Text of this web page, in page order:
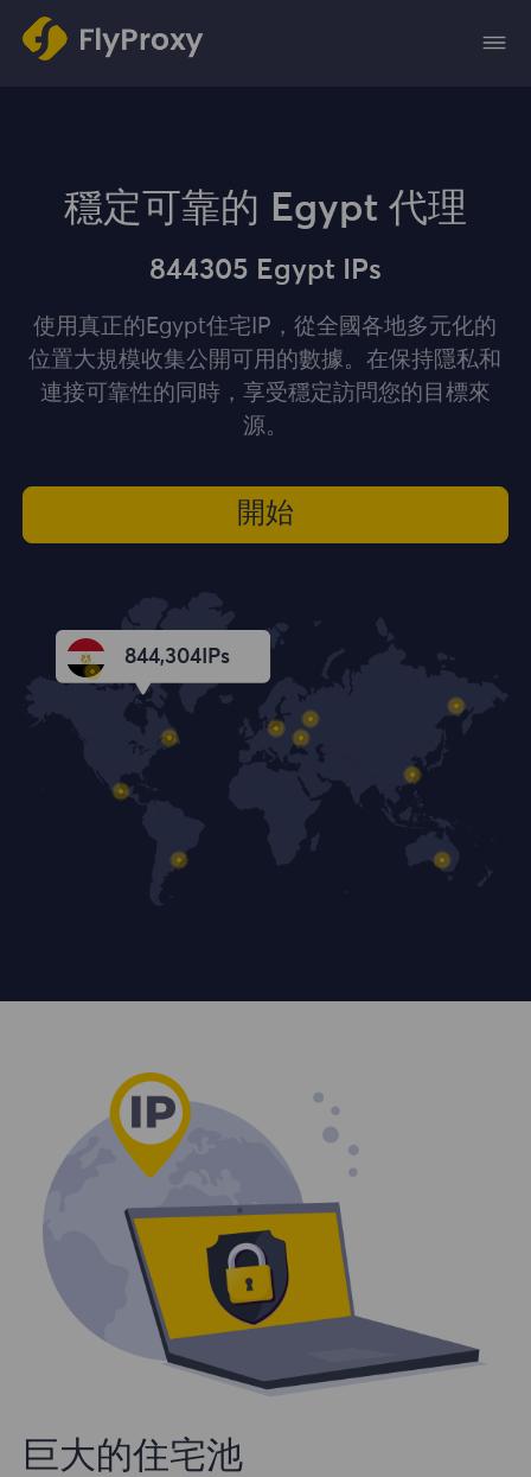
穩定可靠的 Egypt 代理
844305 Egypt IPs
使用真正的Egypt住宅IP，從全國各地多元化的
位置大規模收集公開可用的數據。在保持隱私和
連接可靠性的同時，享受穩定訪問您的目標來
源。
開始
844,305IPs
巨大的住宅池